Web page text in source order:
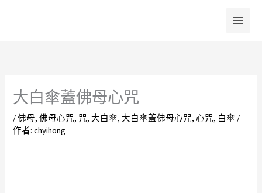
大白傘蓋佛母心咒
/佛母,佛母心咒, 咒,大白傘,大白傘蓋佛母心咒,心咒, 白傘 /
作者:chyihong